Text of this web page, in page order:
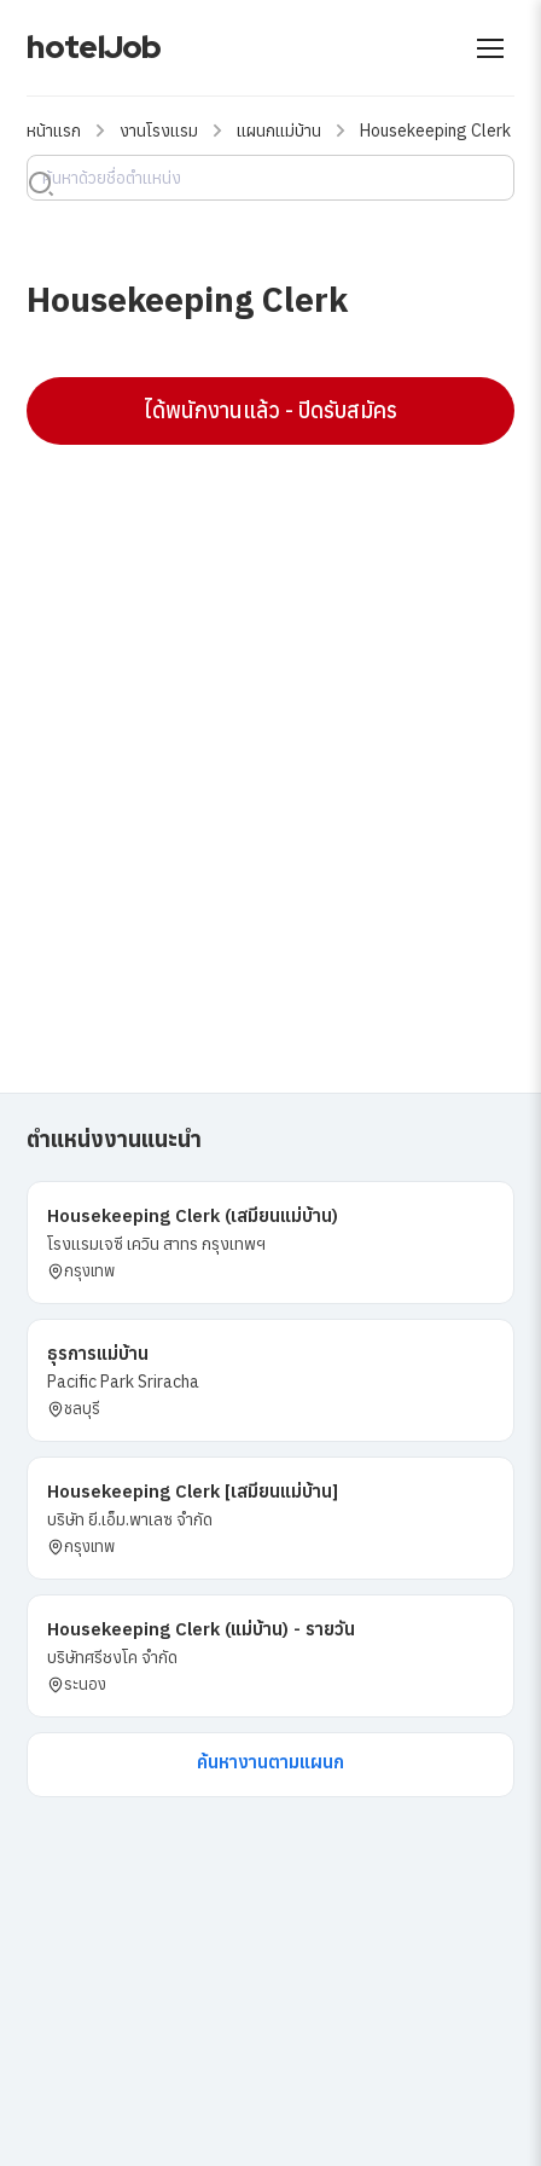
hotelJob
หน้าแรก งานโรงแรม แผนกแม่บ้าน Housekeeping Clerk
Housekeeping Clerk
ได้พนักงานแล้ว - ปิดรับสมัคร
ตำแหน่งงานแนะนำ
Housekeeping Clerk (เสมียนแม่บ้าน)
โรงแรมเจซี เควิน สาทร กรุงเทพฯ
กรุงเทพ
ธุรการแม่บ้าน
Pacific Park Sriracha
ชลบุรี
Housekeeping Clerk [เสมียนแม่บ้าน]
บริษัท ยี.เอ็ม.พาเลซ จำกัด
กรุงเทพ
Housekeeping Clerk (แม่บ้าน) - รายวัน
บริษัทศรีชงโค จำกัด
ระนอง
ค้นหางานตามแผนก